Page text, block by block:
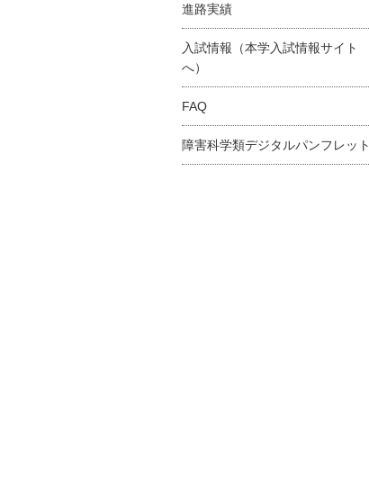
進路実績
入試情報（本学入試情報サイト
へ）
FAQ
障害科学類デジタルパンフレット